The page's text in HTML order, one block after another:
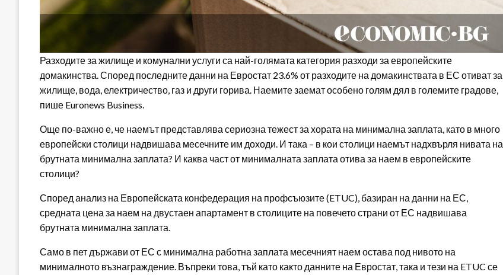
Разходите за жилище и комунални услуги са най-голямата категория разходи за европейските
домакинства. Според последните данни на Евростат 23.6% от разходите на домакинствата в ЕС отиват за
жилище, вода, електричество, газ и други горива. Наемите заемат особено голям дял в големите градове,
пише Euronews Business.
Още по-важно е, че наемът представлява сериозна тежест за хората на минимална заплата, като в много
европейски столици надвишава месечните им доходи. И така – в кои столици наемът надхвърля нивата на
брутната минимална заплата? И каква част от минималната заплата отива за наем в европейските
столици?
Според анализ на Европейската конфедерация на профсъюзите (ETUC), базиран на данни на ЕС,
средната цена за наем на двустаен апартамент в столиците на повечето страни от ЕС надвишава
брутната минимална заплата.
Само в пет държави от ЕС с минимална работна заплата месечният наем остава под нивото на
минималното възнаграждение. Въпреки това, тъй като както данните на Евростат, така и тези на ETUC се